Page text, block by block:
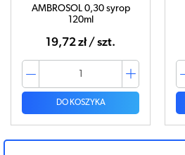
AMBROSOL 0,30 syrop
120ml
19,72 zł / szt.
DO KOSZYKA